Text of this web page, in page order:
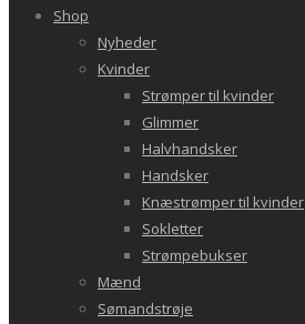
Shop
Nyheder
Kvinder
Strømper til kvinder
Glimmer
Halvhandsker
Handsker
Knæstrømper til kvinder
Sokletter
Strømpebukser
Mænd
Sømandstrøje